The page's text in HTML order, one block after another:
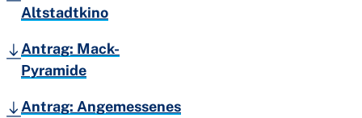
Altstadtkino
Antrag: Mack-
Pyramide
Antrag: Angemessenes